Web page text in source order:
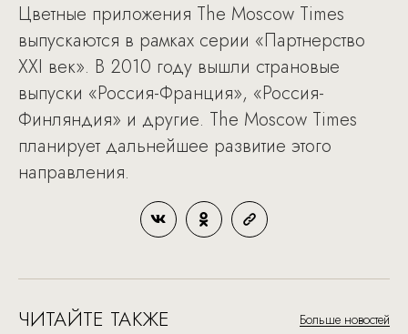
Цветные приложения The Moscow Times
выпускаются в рамках серии «Партнерство
XXI век». В 2010 году вышли страновые
выпуски «Россия-Франция», «Россия-
Финляндия» и другие. The Moscow Times
планирует дальнейшее развитие этого
направления.
ЧИТАЙТЕ ТАКЖЕ Больше новостей